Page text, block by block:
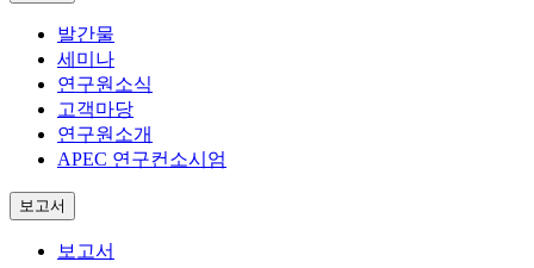
발간물
세미나
연구원소식
고객마당
연구원소개
APEC 연구컨소시엄
보고서
보고서